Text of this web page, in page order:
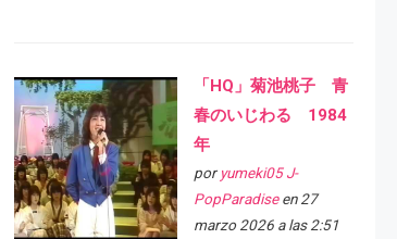
「HQ」菊池桃子 青
春のいじわる 1984
年
por yumeki05 J-
PopParadiseen 27
marzo 2026 a las 2:51